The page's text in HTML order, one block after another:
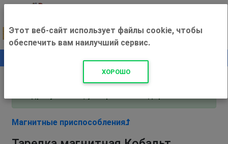
+500 ₽
Внимание! С 3 августа магазин работает по
Магнитные приспособления
Этот веб-сайт использует файлы cookie, чтобы
обеспечить вам наилучший сервис.
ХОРОШО